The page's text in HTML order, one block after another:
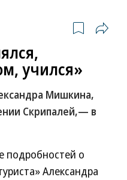
учился»
Мишкина,
Скрипалей,— в
о
Александра